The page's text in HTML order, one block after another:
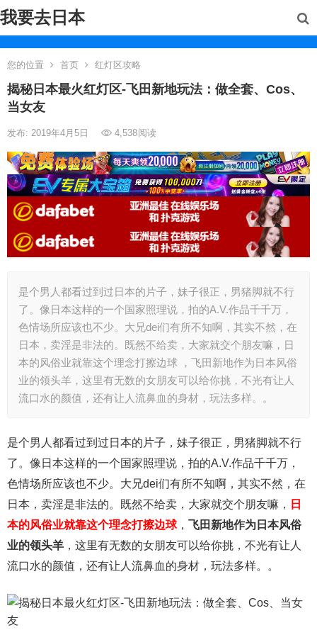
我要去日本
您的位置 首页 红灯区攻略
揭秘日本最火红灯区-飞田新地玩法：做全套、Cos、
当女友
发布: 2019年4月5日 4,538阅读
是个男人都看过到过日本的片子，妹子很正，男猪脚就不行
了。像日本这样的一个国家照理说，拍的A.V.作品千千万，
色情场所应该也不少。大兄dei们有所不知啊，其实不然，在
日本，卖淫是非法的。既然不给卖，大家就交个朋友嘛，日
本的风俗业就靠这个理念打擦边球 ，飞田新地作为日本风俗
业的领头羊，这里有无数的女朋友可以给你挑，不光有让人
流口水的颜值，还有让人流鼻血的身材，玩法多样。。
是个男人都看过到过日本的片子，妹子很正，男猪脚就不行
了。像日本这样的一个国家照理说，拍的A.V.作品千千万，
色情场所应该也不少。大兄dei们有所不知啊，其实不然，在
日本，卖淫是非法的。既然不给卖，大家就交个朋友嘛，
日
本的风俗业就靠这个理念打擦边球， 飞田新地作为日本风俗
业的领头羊 ，这里有无数的女朋友可以给你挑，不光有让人
流口水的颜值，还有让人流鼻血的身材，玩法多样。。